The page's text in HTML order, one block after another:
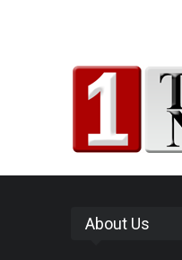
About Us